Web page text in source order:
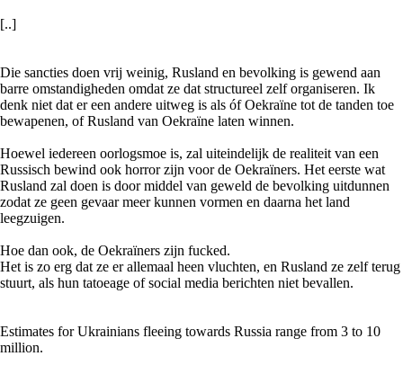
[..]
Die sancties doen vrij weinig, Rusland en bevolking is gewend aan
barre omstandigheden omdat ze dat structureel zelf organiseren. Ik
denk niet dat er een andere uitweg is als óf Oekraïne tot de tanden toe
bewapenen, of Rusland van Oekraïne laten winnen.
Hoewel iedereen oorlogsmoe is, zal uiteindelijk de realiteit van een
Russisch bewind ook horror zijn voor de Oekraïners. Het eerste wat
Rusland zal doen is door middel van geweld de bevolking uitdunnen
zodat ze geen gevaar meer kunnen vormen en daarna het land
leegzuigen.
Hoe dan ook, de Oekraïners zijn fucked.
Het is zo erg dat ze er allemaal heen vluchten, en Rusland ze zelf terug
stuurt, als hun tatoeage of social media berichten niet bevallen.
Estimates for Ukrainians fleeing towards Russia range from 3 to 10
million.